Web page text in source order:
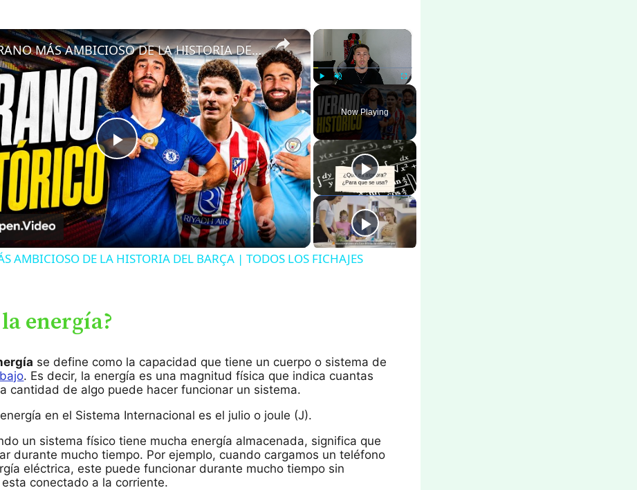
×
Unmute Fullscreen
Now Playing
×
Play
Video
EL VERANO MÁS AMBICIOSO DE LA HISTORIA DEL BARÇA | TODOS LOS FICHAJES
AMBICIOSO DE LA HISTORIA DEL BARÇA | TODOS LOS FICHAJES
la energía?
se define como la capacidad que tiene un cuerpo o sistema de
. Es decir, la energía es una magnitud física que indica cuantas
cantidad de algo puede hacer funcionar un sistema.
en el Sistema Internacional es el julio o joule (J).
un sistema físico tiene mucha energía almacenada, significa que
durante mucho tiempo. Por ejemplo, cuando cargamos un teléfono
eléctrica, este puede funcionar durante mucho tiempo sin
conectado a la corriente.